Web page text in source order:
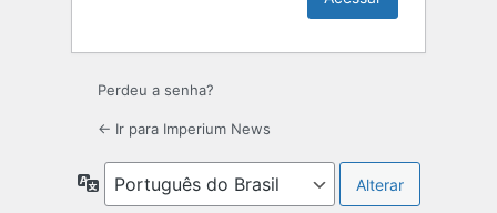
Perdeu a senha?
← Ir para Imperium News
Idioma